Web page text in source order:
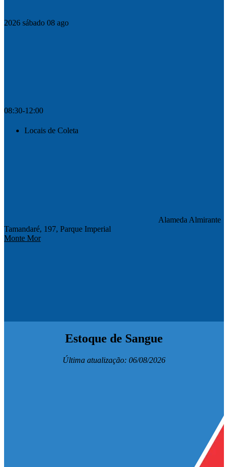
2026 sábado 08 ago
08:30-12:00
Locais de Coleta
Alameda Almirante
Tamandaré, 197, Parque Imperial
Monte Mor
Estoque de Sangue
Última atualização: 06/08/2026